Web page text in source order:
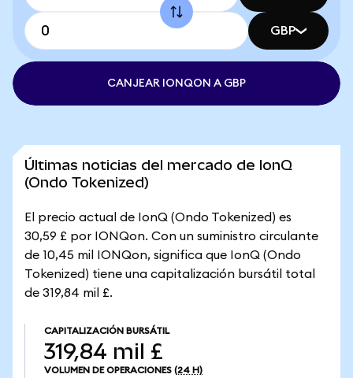
GBP
CANJEAR IONQON A GBP
Últimas noticias del mercado de IonQ
(Ondo Tokenized)
El precio actual de IonQ (Ondo Tokenized) es
30,59 £ por IONQon. Con un suministro circulante
de 10,45 mil IONQon, significa que IonQ (Ondo
Tokenized) tiene una capitalización bursátil total
de 319,84 mil £.
CAPITALIZACIÓN BURSÁTIL
319,84 mil £
VOLUMEN DE OPERACIONES (24 H)